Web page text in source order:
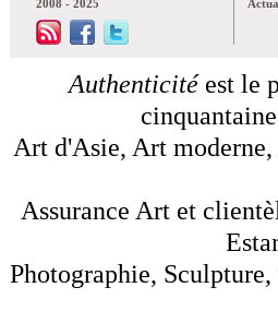
2008 - 2025
Authenticitéest le
Art d'Asie, Art
Assurance Art et
Photographie, Sculpture,